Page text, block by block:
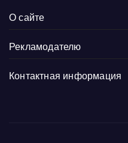
О сайте
Рекламодателю
Контактная информация